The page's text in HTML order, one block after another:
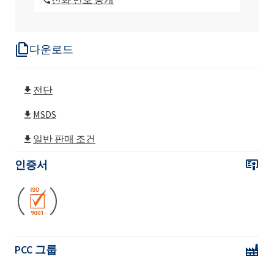
다운로드
전단
MSDS
일반 판매 조건
인증서
PCC 그룹
Ekoprodur/E 폴리우레탄 시스템
Ekoprodur® 1331B2 폴리 우레탄 시스템